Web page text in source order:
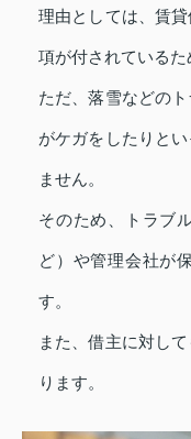
理由としては、賃
項が付されているた
ただ、落雪などの
がケガをしたりと
ません。
そのため、トラブ
ど）や管理会社が
す。
また、借主に対し
ります。